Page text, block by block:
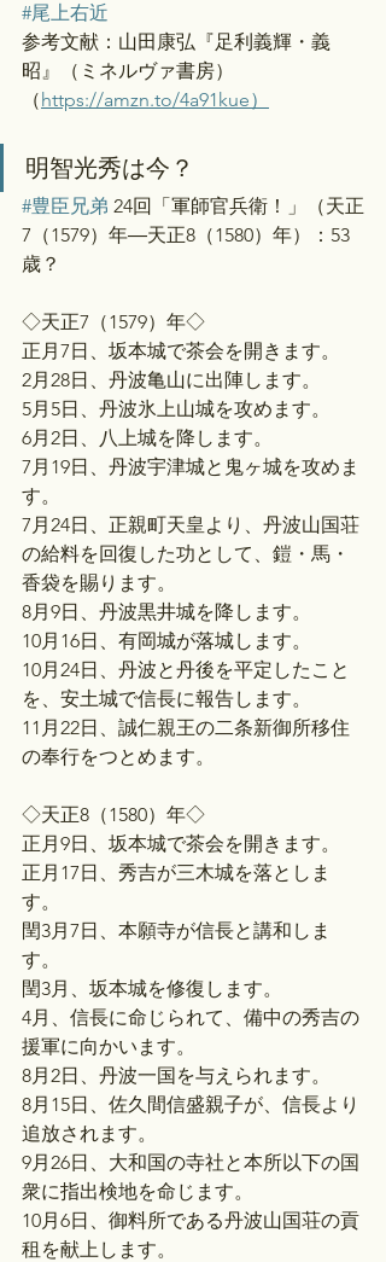
#尾上右近
参考文献：山田康弘『足利義輝・義
昭』（ミネルヴァ書房）
（https://amzn.to/4a91kue）
明智光秀は今？
#豊臣兄弟 24回「軍師官兵衛！」（天正
7（1579）年―天正8（1580）年）：53
歳？
◇天正7（1579）年◇
正月7日、坂本城で茶会を開きます。
2月28日、丹波亀山に出陣します。
5月5日、丹波氷上山城を攻めます。
6月2日、八上城を降します。
7月19日、丹波宇津城と鬼ヶ城を攻めま
す。
7月24日、正親町天皇より、丹波山国荘
の給料を回復した功として、鎧・馬・
香袋を賜ります。
8月9日、丹波黒井城を降します。
10月16日、有岡城が落城します。
10月24日、丹波と丹後を平定したこと
を、安土城で信長に報告します。
11月22日、誠仁親王の二条新御所移住
の奉行をつとめます。
◇天正8（1580）年◇
正月9日、坂本城で茶会を開きます。
正月17日、秀吉が三木城を落としま
す。
閏3月7日、本願寺が信長と講和しま
す。
閏3月、坂本城を修復します。
4月、信長に命じられて、備中の秀吉の
援軍に向かいます。
8月2日、丹波一国を与えられます。
8月15日、佐久間信盛親子が、信長より
追放されます。
9月26日、大和国の寺社と本所以下の国
衆に指出検地を命じます。
10月6日、御料所である丹波山国荘の貢
租を献上します。